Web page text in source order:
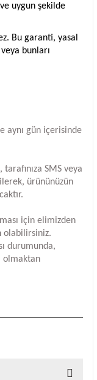
uygun şekilde
Bu garanti, yasal
bunları
aynı gün içerisinde
SMS veya
ürününüzün
için elimizden
olabilirsiniz.
durumunda,
olmaktan